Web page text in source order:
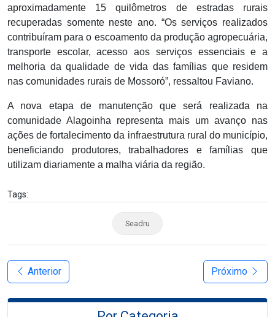
aproximadamente 15 quilômetros de estradas rurais
recuperadas somente neste ano. “Os serviços realizados
contribuíram para o escoamento da produção agropecuária,
transporte escolar, acesso aos serviços essenciais e a
melhoria da qualidade de vida das famílias que residem
nas comunidades rurais de Mossoró”, ressaltou Faviano.
A nova etapa de manutenção que será realizada na
comunidade Alagoinha representa mais um avanço nas
ações de fortalecimento da infraestrutura rural do município,
beneficiando produtores, trabalhadores e famílias que
utilizam diariamente a malha viária da região.
Tags:
Seadru
Anterior Próximo